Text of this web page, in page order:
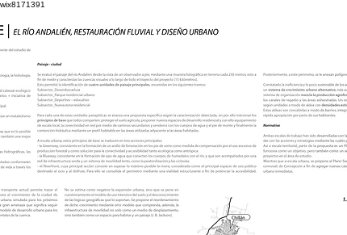
wix8171391